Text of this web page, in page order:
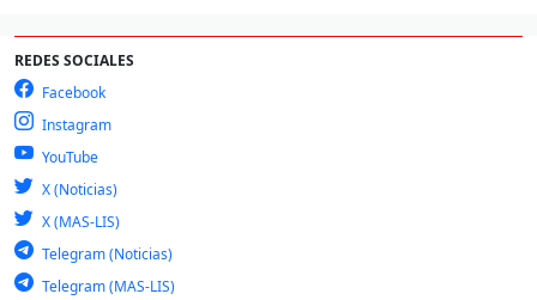
REDES SOCIALES
Facebook
Instagram
YouTube
X (Noticias)
X (MAS-LIS)
Telegram (Noticias)
Telegram (MAS-LIS)